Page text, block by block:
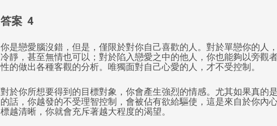
答案 4
你是戀愛腦沒錯，但是，僅限於對你自己喜歡的人。對於單戀你的人
冷靜，甚至無情也可以；對於陷入戀愛之中的他人，你也能夠以旁觀
性的做出各種客觀的分析。唯獨面對自己心愛的人，才不受控制。
對於你所想要得到的目標對象，你會產生強烈的情感。尤其如果真的
的話，你越發的不受理智控制，會被佔有欲給驅使，這是來自於你內
標越清晰，你就會充斥著越大程度的渴望。